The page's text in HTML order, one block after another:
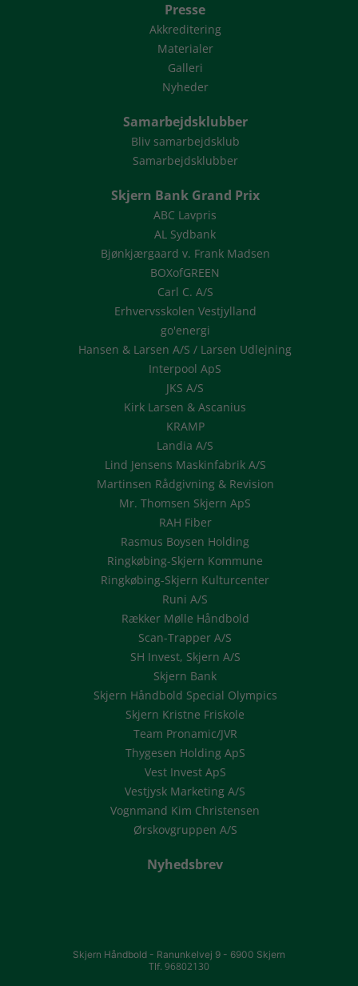
Presse
Akkreditering
Materialer
Galleri
Nyheder
Samarbejdsklubber
Bliv samarbejdsklub
Samarbejdsklubber
Skjern Bank Grand Prix
ABC Lavpris
AL Sydbank
Bjønkjærgaard v. Frank Madsen
BOXofGREEN
Carl C. A/S
Erhvervsskolen Vestjylland
go'energi
Hansen & Larsen A/S / Larsen Udlejning
Interpool ApS
JKS A/S
Kirk Larsen & Ascanius
KRAMP
Landia A/S
Lind Jensens Maskinfabrik A/S
Martinsen Rådgivning & Revision
Mr. Thomsen Skjern ApS
RAH Fiber
Rasmus Boysen Holding
Ringkøbing-Skjern Kommune
Ringkøbing-Skjern Kulturcenter
Runi A/S
Rækker Mølle Håndbold
Scan-Trapper A/S
SH Invest, Skjern A/S
Skjern Bank
Skjern Håndbold Special Olympics
Skjern Kristne Friskole
Team Pronamic/JVR
Thygesen Holding ApS
Vest Invest ApS
Vestjysk Marketing A/S
Vognmand Kim Christensen
Ørskovgruppen A/S
Nyhedsbrev
Skjern Håndbold - Ranunkelvej 9 - 6900 Skjern
Tlf. 96802130